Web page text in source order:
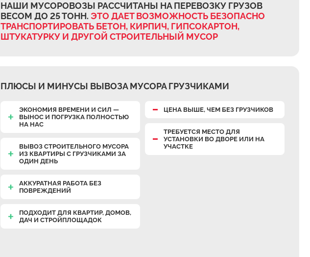
НАШИ МУСОРОВОЗЫ РАССЧИТАНЫ НА ПЕРЕВОЗКУ ГРУЗОВ
ВЕСОМ ДО 25 ТОНН. ЭТО ДАЕТ ВОЗМОЖНОСТЬ БЕЗОПАСНО
ТРАНСПОРТИРОВАТЬ БЕТОН, КИРПИЧ, ГИПСОКАРТОН,
ШТУКАТУРКУ И ДРУГОЙ СТРОИТЕЛЬНЫЙ МУСОР
ПЛЮСЫ И МИНУСЫ ВЫВОЗА МУСОРА ГРУЗЧИКАМИ
ЭКОНОМИЯ ВРЕМЕНИ И СИЛ —
ВЫНОС И ПОГРУЗКА ПОЛНОСТЬЮ
НА НАС
ВЫВОЗ СТРОИТЕЛЬНОГО МУСОРА
ИЗ КВАРТИРЫ С ГРУЗЧИКАМИ ЗА
ОДИН ДЕНЬ
АККУРАТНАЯ РАБОТА БЕЗ
ПОВРЕЖДЕНИЙ
ПОДХОДИТ ДЛЯ КВАРТИР, ДОМОВ,
ДАЧ И СТРОЙПЛОЩАДОК
ЦЕНА ВЫШЕ, ЧЕМ БЕЗ ГРУЗЧИКОВ
ТРЕБУЕТСЯ МЕСТО ДЛЯ
УСТАНОВКИ ВО ДВОРЕ ИЛИ НА
УЧАСТКЕ